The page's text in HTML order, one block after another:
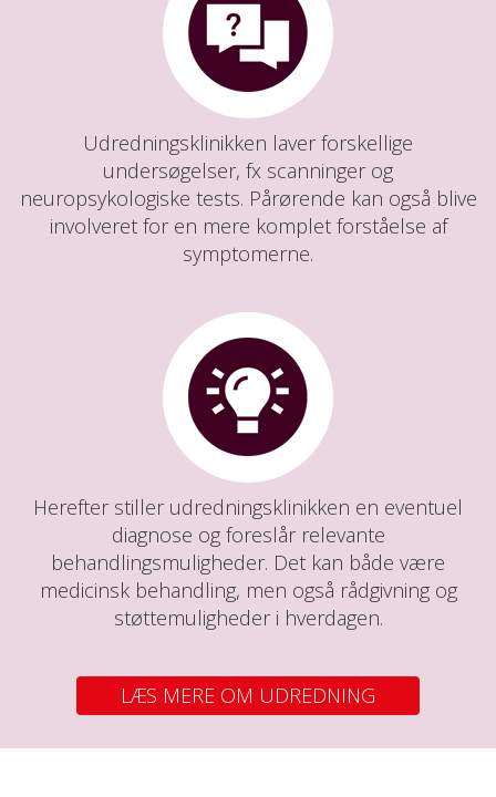
Udredningsklinikken laver forskellige
undersøgelser, fx scanninger og
neuropsykologiske tests. Pårørende kan også blive
involveret for en mere komplet forståelse af
symptomerne.
Herefter stiller udredningsklinikken en eventuel
diagnose og foreslår relevante
behandlingsmuligheder. Det kan både være
medicinsk behandling, men også rådgivning og
støttemuligheder i hverdagen.
LÆS MERE OM UDREDNING